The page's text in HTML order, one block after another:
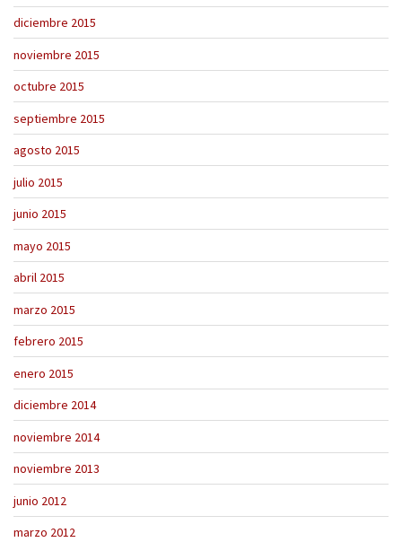
diciembre 2015
noviembre 2015
octubre 2015
septiembre 2015
agosto 2015
julio 2015
junio 2015
mayo 2015
abril 2015
marzo 2015
febrero 2015
enero 2015
diciembre 2014
noviembre 2014
noviembre 2013
junio 2012
marzo 2012